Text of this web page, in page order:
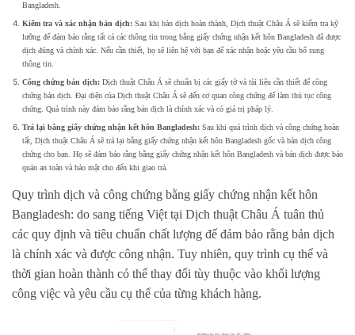
Bangladesh.
Kiểm tra và xác nhận bản dịch: Sau khi bản dịch hoàn thành, Dịch thuật Châu Á sẽ kiểm tra kỹ
lưỡng để đảm bảo rằng tất cả các thông tin trong bằng giấy chứng nhận kết hôn Bangladesh đã được
dịch đúng và chính xác. Nếu cần thiết, họ sẽ liên hệ với bạn để xác nhận hoặc yêu cầu bổ sung
thông tin.
Công chứng bản dịch: Dịch thuật Châu Á sẽ chuẩn bị các giấy tờ và tài liệu cần thiết để công
chứng bản dịch. Đại diện của Dịch thuật Châu Á sẽ đến cơ quan công chứng để làm thủ tục công
chứng. Quá trình này đảm bảo rằng bản dịch là chính xác và có giá trị pháp lý.
Trả lại bằng giấy chứng nhận kết hôn Bangladesh: Sau khi quá trình dịch và công chứng hoàn
tất, Dịch thuật Châu Á sẽ trả lại bằng giấy chứng nhận kết hôn Bangladesh gốc và bản dịch công
chứng cho bạn. Họ sẽ đảm bảo rằng bằng giấy chứng nhận kết hôn Bangladesh và bản dịch được bảo
quản an toàn và bảo mật cho đến khi giao trả.
Quy trình dịch và công chứng bằng giấy chứng nhận kết hôn
Bangladesh: do sang tiếng Việt tại Dịch thuật Châu Á tuân thủ
các quy định và tiêu chuẩn chất lượng để đảm bảo rằng bản dịch
là chính xác và được công nhận. Tuy nhiên, quy trình cụ thể và
thời gian hoàn thành có thể thay đổi tùy thuộc vào khối lượng
công việc và yêu cầu cụ thể của từng khách hàng.